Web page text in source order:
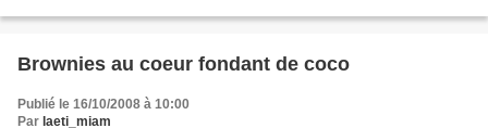
Brownies au coeur fondant de coco
Publié le 16/10/2008 à 10:00
Par laeti_miam